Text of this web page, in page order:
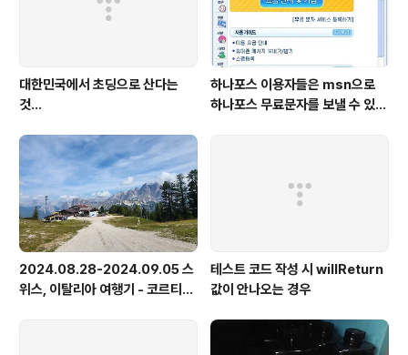
대한민국에서 초딩으로 산다는
것...
하나포스 이용자들은 msn으로
하나포스 무료문자를 보낼 수 있게
2024.08.28-2024.09.05 스
위스, 이탈리아 여행기 - 코르티나
테스트 코드 작성 시 willReturn
값이 안나오는 경우